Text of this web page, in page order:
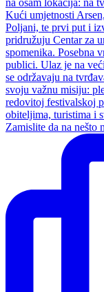
Zamislite da na nešto